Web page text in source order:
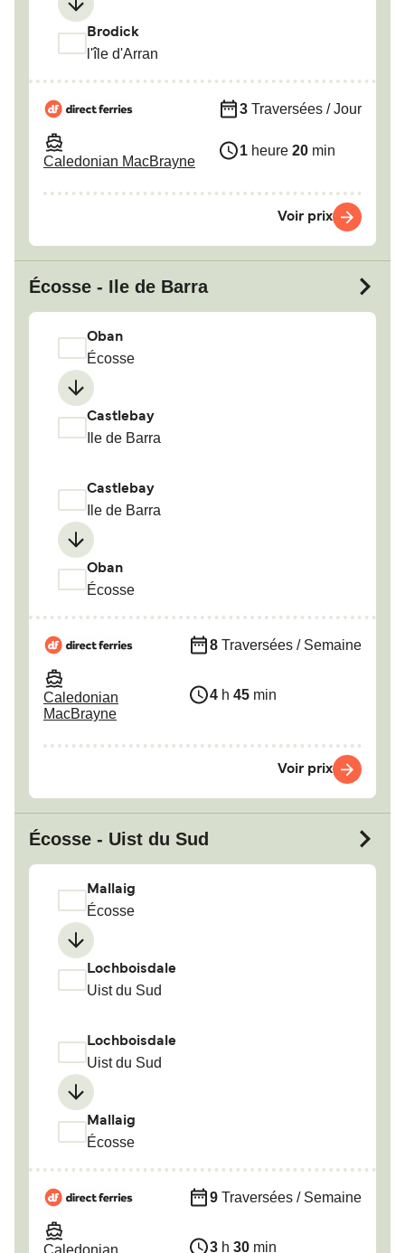
Brodick
l'île d'Arran
Caledonian MacBrayne
3 Traversées / Jour
1 heure 20 min
Voir prix
Écosse - Ile de Barra
Oban
Écosse
Castlebay
Ile de Barra
Castlebay
Ile de Barra
Oban
Écosse
Caledonian
MacBrayne
8 Traversées / Semaine
4 h 45 min
Voir prix
Écosse - Uist du Sud
Mallaig
Écosse
Lochboisdale
Uist du Sud
Lochboisdale
Uist du Sud
Mallaig
Écosse
Caledonian
9 Traversées / Semaine
3 h 30 min